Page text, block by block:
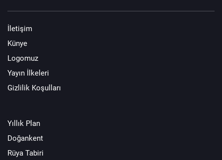
İletişim
Künye
Logomuz
Yayın İlkeleri
Gizlilik Koşulları
Yıllık Plan
Doğankent
Rüya Tabiri